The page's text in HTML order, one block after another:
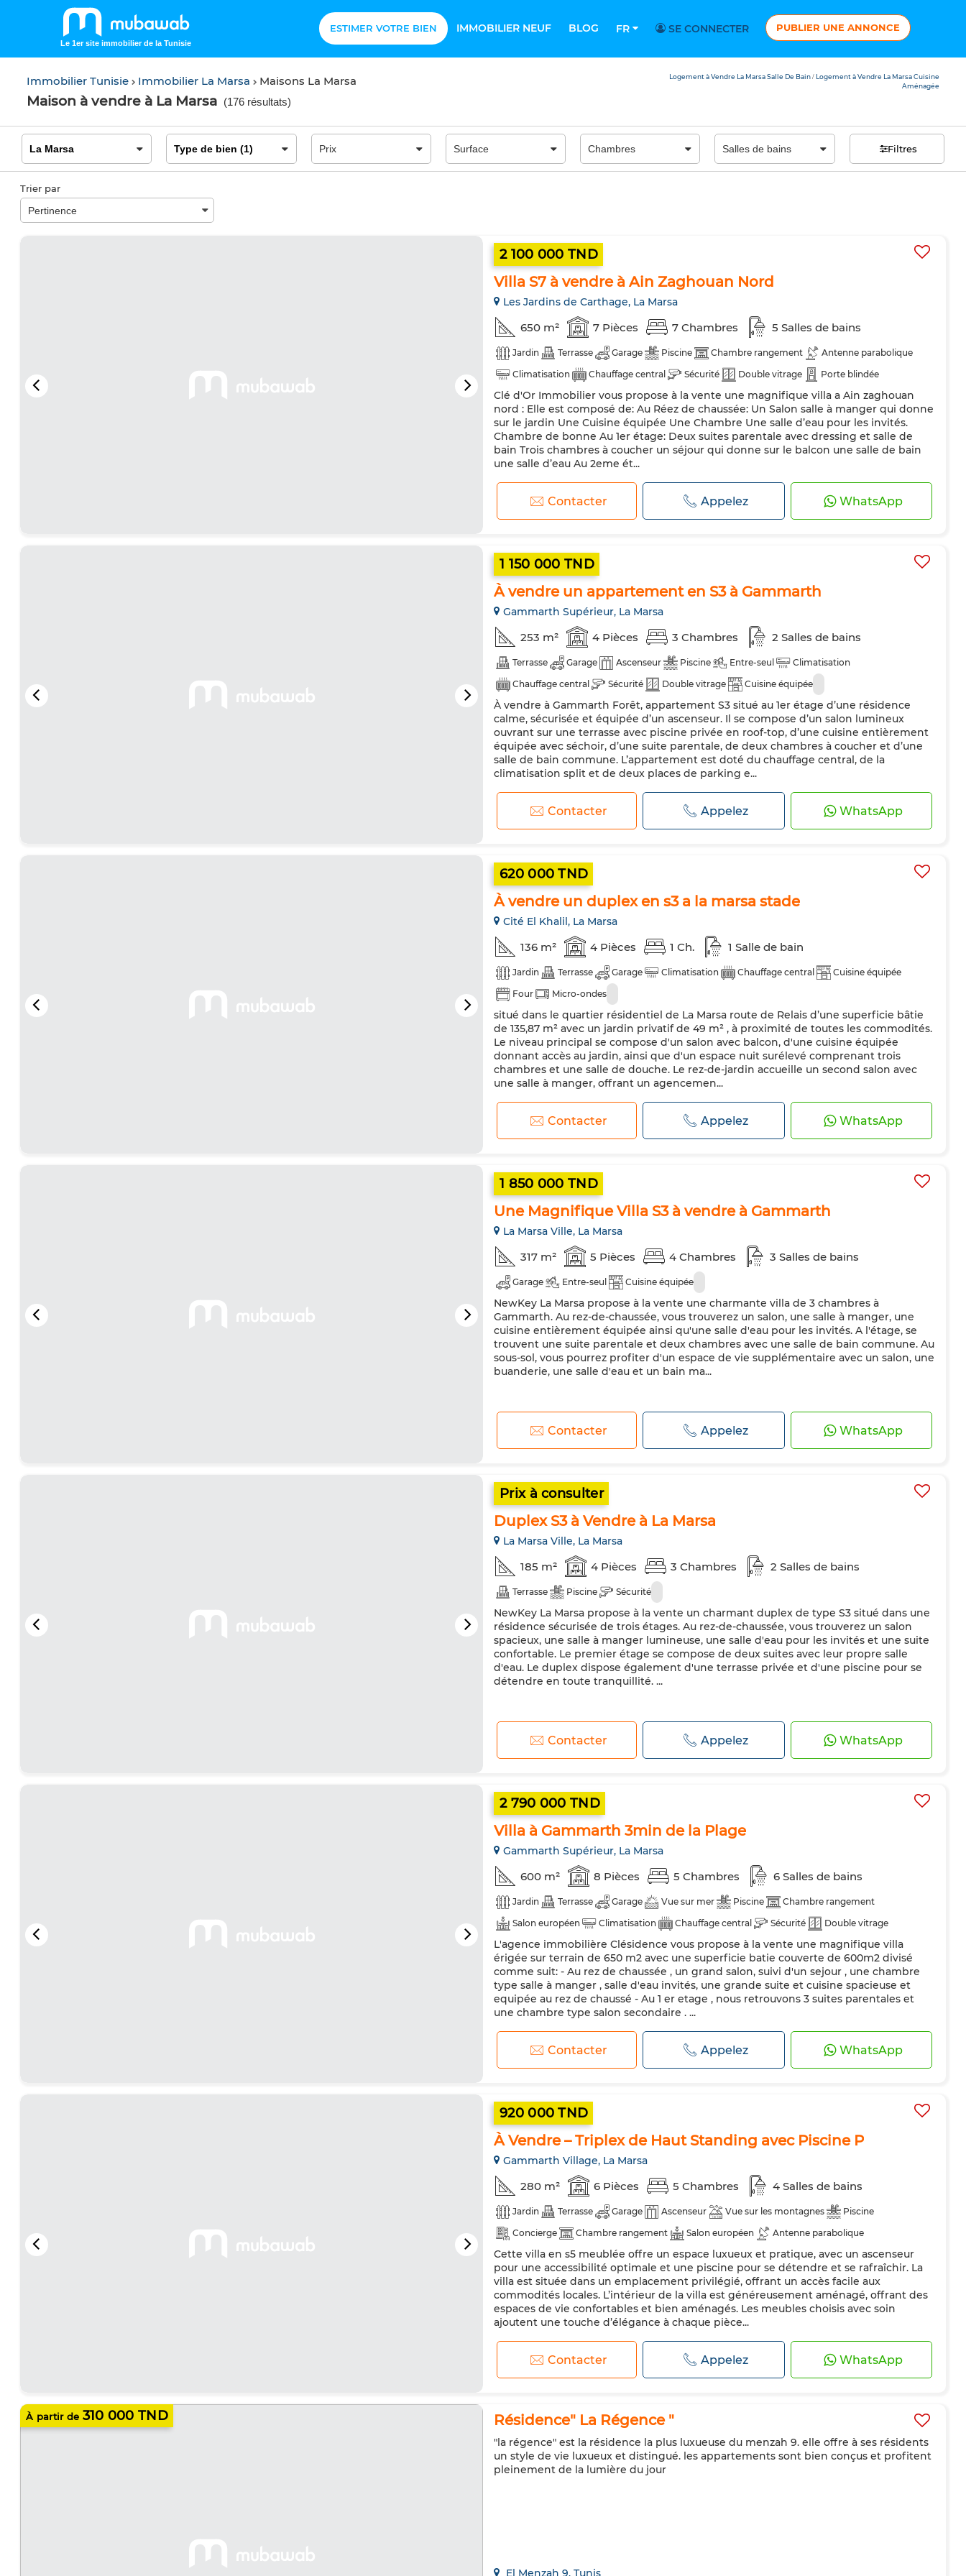
Le 1er site immobilier de la Tunisie
ESTIMER VOTRE BIEN IMMOBILIER NEUF BLOG FR SE CONNECTER PUBLIER UNE ANNONCE
Immobilier Tunisie Immobilier La Marsa Maisons La Marsa
Maison à vendre à La Marsa (176 résultats)
Logement à Vendre La Marsa Salle De Bain / Logement à Vendre La Marsa Cuisine
Aménagée
Filtres
Trier par
2 100 000 TND
Villa S7 à vendre à Ain Zaghouan Nord
Les Jardins de Carthage, La Marsa
650 m² 7 Pièces 7 Chambres 5 Salles de bains
Jardin Terrasse Garage Piscine Chambre rangement
Antenne parabolique
Climatisation
Chauffage central Sécurité Double vitrage
Porte blindée
Cuisine équipée
Clé d'Or Immobilier vous propose à la vente une magnifique villa a Ain zaghouan
nord : Elle est composé de: Au Réez de chaussée: Un Salon salle à manger qui donne
sur le jardin Une Cuisine équipée Une Chambre Une salle d’eau pour les invités.
Chambre de bonne Au 1er étage: Deux suites parentale avec dressing et salle de
bain Trois chambres à coucher un séjour qui donne sur le balcon une salle de bain
une salle d’eau Au 2eme ét...
Contacter Appelez WhatsApp
1 150 000 TND
À vendre un appartement en S3 à Gammarth
Gammarth Supérieur, La Marsa
253 m² 4 Pièces 3 Chambres 2 Salles de bains
Terrasse Garage Ascenseur Piscine Entre-seul
Climatisation
Chauffage central
Sécurité Double vitrage Cuisine équipée
À vendre à Gammarth Forêt, appartement S3 situé au 1er étage d’une résidence
calme, sécurisée et équipée d’un ascenseur. Il se compose d’un salon lumineux
ouvrant sur une terrasse avec piscine privée en roof-top, d’une cuisine entièrement
équipée avec séchoir, d’une suite parentale, de deux chambres à coucher et d’une
salle de bain commune. L’appartement est doté du chauffage central, de la
climatisation split et de deux places de parking e...
Contacter Appelez WhatsApp
620 000 TND
À vendre un duplex en s3 a la marsa stade
Cité El Khalil, La Marsa
136 m² 4 Pièces 1 Ch. 1 Salle de bain
Jardin Terrasse Garage Climatisation Chauffage central
Cuisine équipée
Four
Micro-ondes
situé dans le quartier résidentiel de La Marsa route de Relais d’une superficie bâtie
de 135,87 m² avec un jardin privatif de 49 m² , à proximité de toutes les commodités.
Le niveau principal se compose d'un salon avec balcon, d'une cuisine équipée
donnant accès au jardin, ainsi que d'un espace nuit surélevé comprenant trois
chambres et une salle de douche. Le rez-de-jardin accueille un second salon avec
une salle à manger, offrant un agencemen...
Contacter Appelez WhatsApp
1 850 000 TND
Une Magnifique Villa S3 à vendre à Gammarth
La Marsa Ville, La Marsa
317 m² 5 Pièces 4 Chambres 3 Salles de bains
Garage Entre-seul Cuisine équipée
NewKey La Marsa propose à la vente une charmante villa de 3 chambres à
Gammarth. Au rez-de-chaussée, vous trouverez un salon, une salle à manger, une
cuisine entièrement équipée ainsi qu'une salle d'eau pour les invités. A l'étage, se
trouvent une suite parentale et deux chambres avec une salle de bain commune. Au
sous-sol, vous pourrez profiter d'un espace de vie supplémentaire avec un salon, une
buanderie, une salle d'eau et un bain ma...
Contacter Appelez WhatsApp
Prix à consulter
Duplex S3 à Vendre à La Marsa
La Marsa Ville, La Marsa
185 m² 4 Pièces 3 Chambres 2 Salles de bains
Terrasse Piscine Sécurité
NewKey La Marsa propose à la vente un charmant duplex de type S3 situé dans une
résidence sécurisée de trois étages. Au rez-de-chaussée, vous trouverez un salon
spacieux, une salle à manger lumineuse, une salle d'eau pour les invités et une suite
confortable. Le premier étage se compose de deux suites avec leur propre salle
d'eau. Le duplex dispose également d'une terrasse privée et d'une piscine pour se
détendre en toute tranquillité. ...
Contacter Appelez WhatsApp
2 790 000 TND
Villa à Gammarth 3min de la Plage
Gammarth Supérieur, La Marsa
600 m² 8 Pièces 5 Chambres 6 Salles de bains
Jardin Terrasse Garage Vue sur mer Piscine
Chambre rangement
Salon européen
Climatisation Chauffage central Sécurité
Double vitrage
Porte blindée
Cuisine équipée Réfrigérateur Four Micro-ondes
L'agence immobilière Clésidence vous propose à la vente une magnifique villa
érigée sur terrain de 650 m2 avec une superficie batie couverte de 600m2 divisé
comme suit: - Au rez de chaussée , un grand salon, suivi d'un sejour , une chambre
type salle à manger , salle d'eau invités, une grande suite et cuisine spacieuse et
equipée au rez de chaussé - Au 1 er etage , nous retrouvons 3 suites parentales et
une chambre type salon secondaire . ...
Contacter Appelez WhatsApp
920 000 TND
À Vendre – Triplex de Haut Standing avec Piscine P
Gammarth Village, La Marsa
280 m² 6 Pièces 5 Chambres 4 Salles de bains
Jardin Terrasse Garage Ascenseur Vue sur les montagnes
Piscine
Concierge
Chambre rangement Salon européen
Antenne parabolique
Climatisation
Chauffage central Sécurité Double vitrage
Porte blindée
Cuisine équipée
Réfrigérateur Four
Cette villa en s5 meublée offre un espace luxueux et pratique, avec un ascenseur
pour une accessibilité optimale et une piscine pour se détendre et se rafraîchir. La
villa est située dans un emplacement privilégié, offrant un accès facile aux
commodités locales. L’intérieur de la villa est généreusement aménagé, offrant des
espaces de vie confortables et bien aménagés. Les meubles choisis avec soin
ajoutent une touche d’élégance à chaque pièce...
Contacter Appelez WhatsApp
À partir de 310 000 TND Résidence" La Régence "
"la régence" est la résidence la plus luxueuse du menzah 9. elle offre à ses résidents
un style de vie luxueux et distingué. les appartements sont bien conçus et profitent
pleinement de la lumière du jour
El Menzah 9, Tunis